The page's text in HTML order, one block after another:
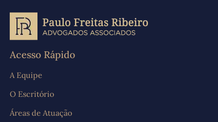
Acesso Rápido
A Equipe
O Escritório
Áreas de Atuação